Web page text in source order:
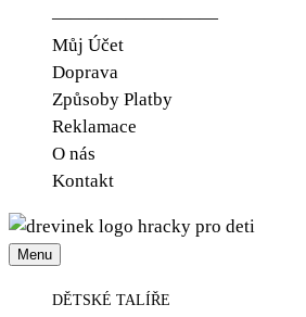
—————————
Můj Účet
Doprava
Způsoby Platby
Reklamace
O nás
Kontakt
Dřevínek
Udělejte radost jen tak.
Menu
DĚTSKÉ TALÍŘE